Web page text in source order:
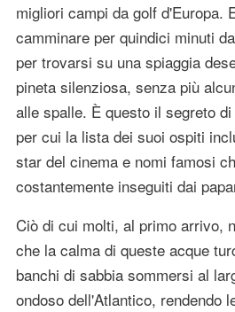
migliori campi da golf d'Europa.
camminare per quindici minuti
per trovarsi su una spiaggia
pineta silenziosa, senza più
alle spalle. È questo il segreto
per cui la lista dei suoi ospiti
star del cinema e nomi famosi
costantemente inseguiti dai
Ciò di cui molti, al primo arrivo,
che la calma di queste acque
banchi di sabbia sommersi al
ondoso dell'Atlantico, rendendo